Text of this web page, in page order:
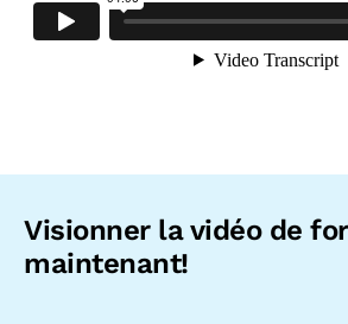
Visionner la vidéo de
maintenant!